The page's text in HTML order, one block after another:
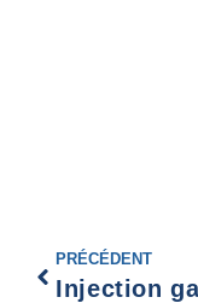
PRÉCÉDENT